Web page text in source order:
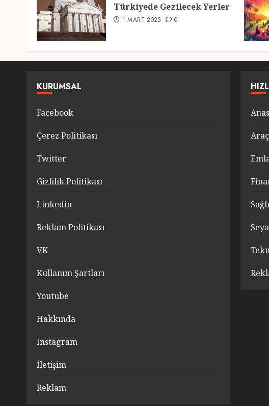
Türkiyede Gezilecek Yerler
1 MART 2025 0
KURUMSAL
Facebook
Çerez Politikası
Twitter
Gizlilik Politikası
Linkedin
Reklam Politikası
VK
Kullanım Şartları
Youtube
Hakkında
Instagram
İletişim
Reklam